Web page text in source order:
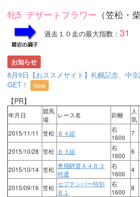
牝5 デザートフラワー （笠松・
過去１０走の最大指数： 31
お知らせ
8月9日【おススメサイト】札幌記念、中
GET！
New
【PR】
年月日
競馬
場
レース名 距離
人
気
2015/11/11 笠松 Ｂ４組
右
1600
7
2015/10/28 笠松 Ｂ３組
右
1600
6
2015/10/14 笠松 奥飛騨賞Ａ４Ｂ３
特選
右
1600
4
2015/09/16 笠松 セプテンバー特別
Ｂ１
右
1600
8